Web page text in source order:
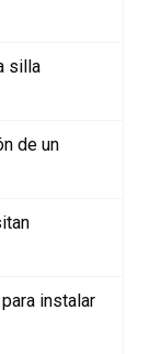
silla
de un
instalar